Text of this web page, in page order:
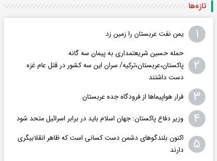
تازه‌ها
۱ یمن نفت عربستان را زمین زد
۲
حمله حسین شریعتمداری به پیمان سه گانه
پاکستان،عربستان،ترکیه/ سران این سه کشور در قتل عام غزه
دست داشتند
۳ فرار هواپیماها از فرودگاه جده عربستان
۴ وزیر دفاع پاکستان: جهان اسلام باید در برابر اسرائیل متحد شود
۵
اکنون بلندگوهای دشمن دست کسانی است که ظاهر انقلابیگری
دارند